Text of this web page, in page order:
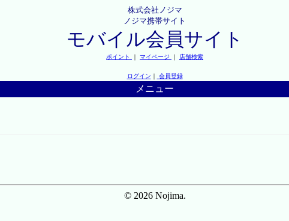
株式会社ノジマ
ノジマ携帯サイト
モバイル会員サイト
ポイント ｜ マイページ ｜ 店舗検索
ログイン ｜ 会員登録
メニュー
© 2026 Nojima.